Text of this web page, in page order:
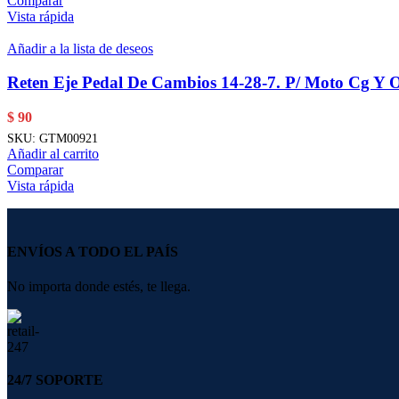
Vista rápida
Añadir a la lista de deseos
Reten Eje Pedal De Cambios 14-28-7. P/ Moto Cg Y
$ 90
SKU: GTM00921
Añadir al carrito
Comparar
Vista rápida
ENVÍOS A TODO EL PAÍS
No importa donde estés, te llega.
24/7 SOPORTE